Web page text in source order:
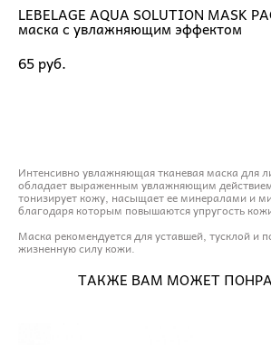
LEBELAGE AQUA SOLUTION MASK
маска с увлажняющим эффектом
65 pуб.
Интенсивно увлажняющая тканевая маска для
обладает выраженным увлажняющим
тонизирует кожу, насыщает ее минералами и
благодаря которым повышаются упругость
Маска рекомендуется для уставшей, тусклой и
жизненную силу кожи.
ТАКЖЕ ВАМ МОЖЕТ